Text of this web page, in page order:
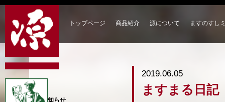
トップページ 商品紹介 源について ますのすし
2019.06.05
ますまる日記
お知らせ